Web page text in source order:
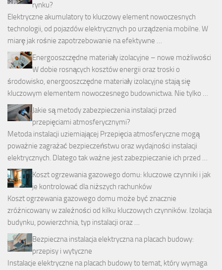
rynku?
Elektryczne akumulatory to kluczowy element nowoczesnych
technologii, od pojazdów elektrycznych po urządzenia mobilne. W
miarę jak rośnie zapotrzebowanie na efektywne …
Energooszczędne materiały izolacyjne – nowe możliwości
W dobie rosnących kosztów energii oraz troski o
środowisko, energooszczędne materiały izolacyjne stają się
kluczowym elementem nowoczesnego budownictwa. Nie tylko …
Jakie są metody zabezpieczenia instalacji przed
przepięciami atmosferycznymi?
Metoda instalacji uziemiającej Przepięcia atmosferyczne mogą
poważnie zagrażać bezpieczeństwu oraz wydajności instalacji
elektrycznych. Dlatego tak ważne jest zabezpieczanie ich przed …
Koszt ogrzewania gazowego domu: kluczowe czynniki i jak
je kontrolować dla niższych rachunków
Koszt ogrzewania gazowego domu może być znacznie
zróżnicowany w zależności od kilku kluczowych czynników. Izolacja
budynku, powierzchnia, typ instalacji oraz …
Bezpieczna instalacja elektryczna na placach budowy:
przepisy i wytyczne
Instalacje elektryczne na placach budowy to temat, który wymaga